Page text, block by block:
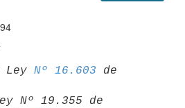
Ley Nº 16.603 de
Nº 19.355 de